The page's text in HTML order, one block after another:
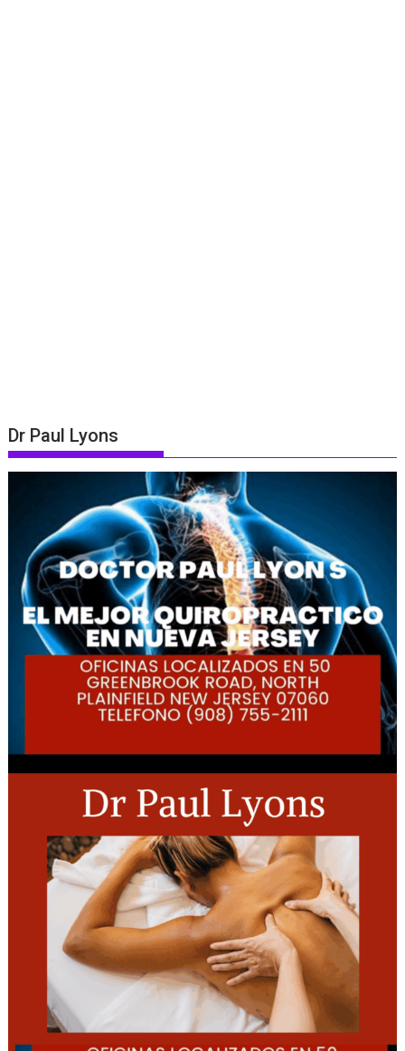
Dr Paul Lyons